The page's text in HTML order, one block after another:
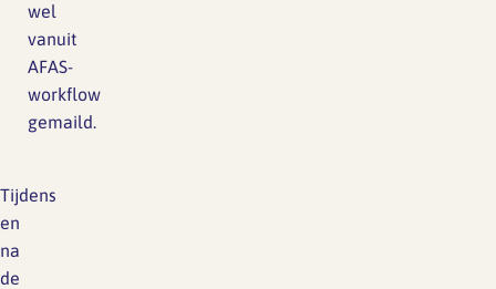
wel
vanuit
AFAS-
workflow
gemaild.
Tijdens
en
na
de